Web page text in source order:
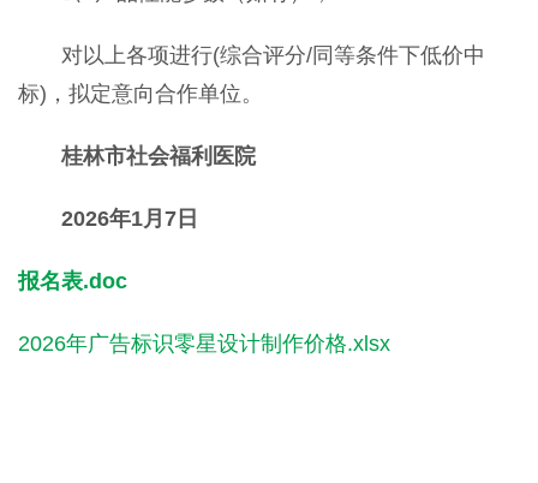
对以上各项进行(综合评分/同等条件下低价中
标)，拟定意向合作单位。
桂林市社会福利医院
2026年1月 7 日
报名表.doc
2026年广告标识零星设计制作价格.xlsx